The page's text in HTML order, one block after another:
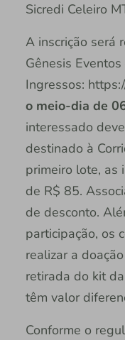
Sicredi Celeiro
A inscrição será
Gênesis
Ingressos:
o meio-dia de
interessado
destinado à
primeiro lote, as
de R$ 85.
de desconto.
participação, os
realizar a
retirada do kit
têm valor
Conforme o